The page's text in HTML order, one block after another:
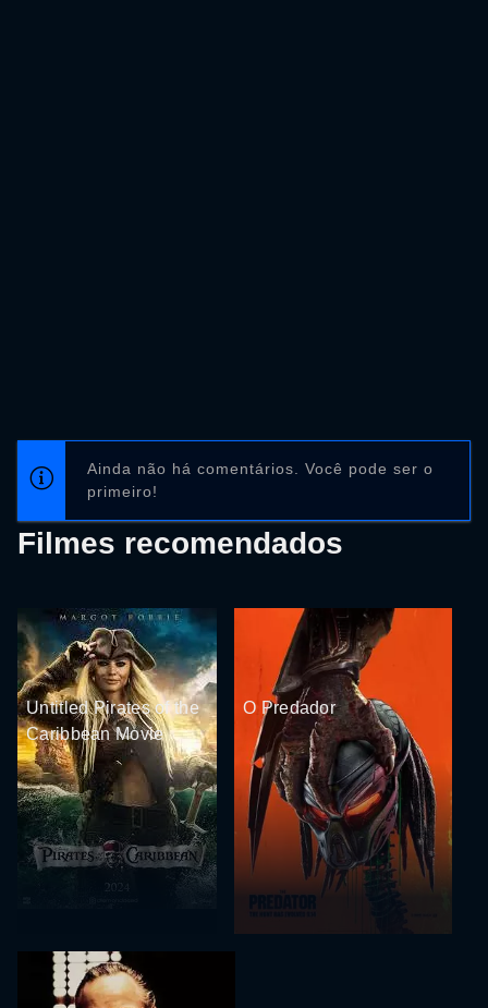
Ainda não há comentários. Você pode ser o
primeiro!
Filmes recomendados
Untitled Pirates of the
Caribbean Movie
O Predador